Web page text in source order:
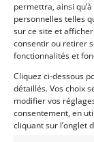
permettra, ainsi
personnelles telles
sur ce site et
consentir ou retirer
fonctionnalités et
Cliquez ci-dessous
détaillés. Vos choix
modifier vos
consentement, en
cliquant sur l’onglet
cylinder
for a top
bike it is not
collector.
this unit is
races.
The